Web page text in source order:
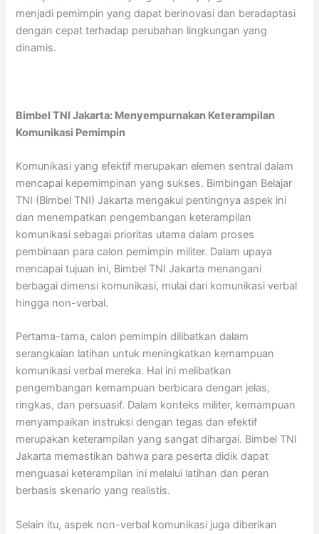
menjadi pemimpin yang dapat berinovasi dan beradaptasi
dengan cepat terhadap perubahan lingkungan yang
dinamis.
Bimbel TNI Jakarta: Menyempurnakan Keterampilan
Komunikasi Pemimpin
Komunikasi yang efektif merupakan elemen sentral dalam
mencapai kepemimpinan yang sukses. Bimbingan Belajar
TNI (Bimbel TNI) Jakarta mengakui pentingnya aspek ini
dan menempatkan pengembangan keterampilan
komunikasi sebagai prioritas utama dalam proses
pembinaan para calon pemimpin militer. Dalam upaya
mencapai tujuan ini, Bimbel TNI Jakarta menangani
berbagai dimensi komunikasi, mulai dari komunikasi verbal
hingga non-verbal.
Pertama-tama, calon pemimpin dilibatkan dalam
serangkaian latihan untuk meningkatkan kemampuan
komunikasi verbal mereka. Hal ini melibatkan
pengembangan kemampuan berbicara dengan jelas,
ringkas, dan persuasif. Dalam konteks militer, kemampuan
menyampaikan instruksi dengan tegas dan efektif
merupakan keterampilan yang sangat dihargai. Bimbel TNI
Jakarta memastikan bahwa para peserta didik dapat
menguasai keterampilan ini melalui latihan dan peran
berbasis skenario yang realistis.
Selain itu, aspek non-verbal komunikasi juga diberikan